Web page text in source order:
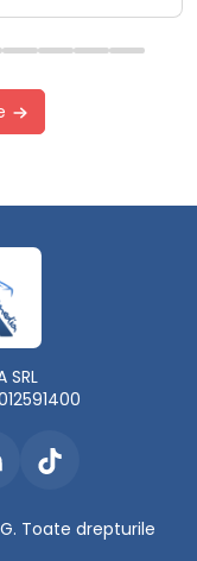
SRL
Toate drepturile